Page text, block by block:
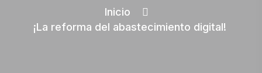
Inicio
¡La reforma del abastecimiento digital!